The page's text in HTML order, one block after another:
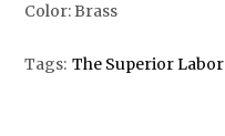
Color: Brass
Tags: The Superior Labor